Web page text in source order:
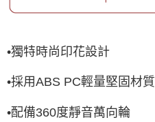
•獨特時尚印花設計
•採用ABS PC輕量堅固材質
•配備360度靜音萬向輪